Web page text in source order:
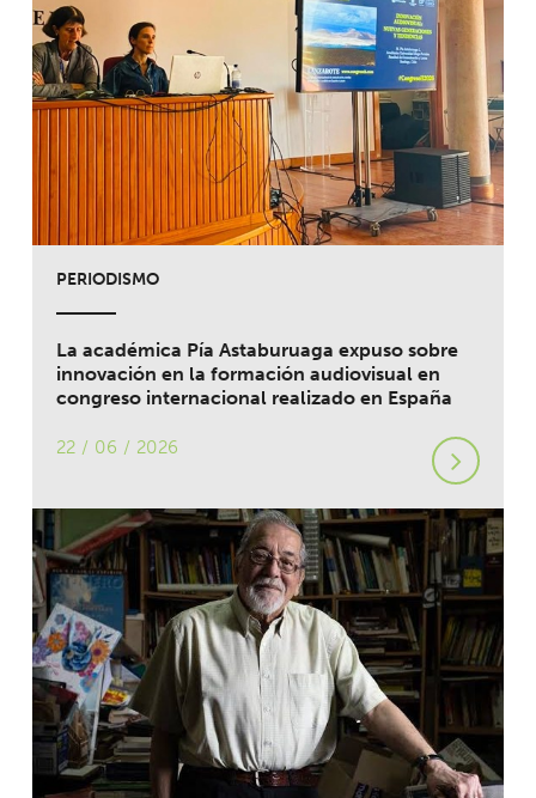
PERIODISMO
La académica Pía Astaburuaga expuso sobre
innovación en la formación audiovisual en
congreso internacional realizado en España
22 / 06 / 2026